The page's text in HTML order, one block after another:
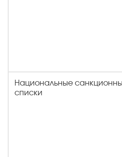
Национальные
списки